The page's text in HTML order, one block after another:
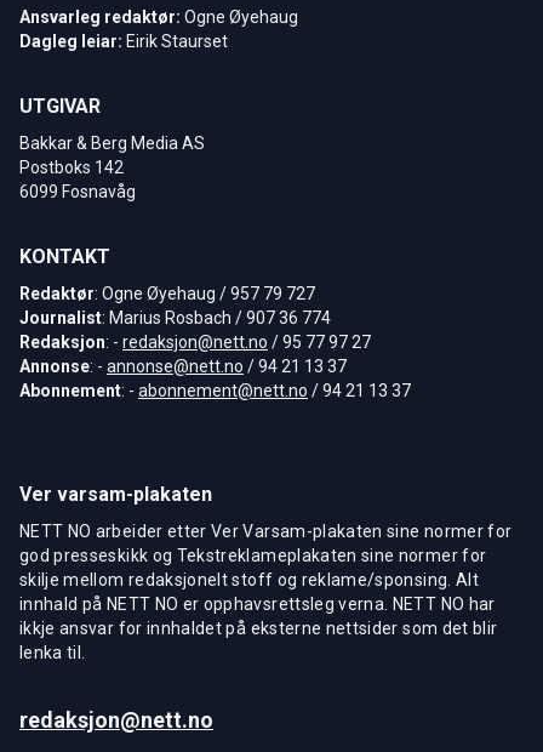
Ansvarleg redaktør: Ogne Øyehaug
Dagleg leiar: Eirik Staurset
UTGIVAR
Bakkar & Berg Media AS
Postboks 142
6099 Fosnavåg
KONTAKT
Redaktør: Ogne Øyehaug / 957 79 727
Journalist: Marius Rosbach / 907 36 774
Redaksjon: - redaksjon@nett.no / 95 77 97 27
Annonse: - annonse@nett.no / 94 21 13 37
Abonnement: - abonnement@nett.no / 94 21 13 37
Ver varsam-plakaten
NETT NO arbeider etter Ver Varsam-plakaten sine normer for
god presseskikk og Tekstreklameplakaten sine normer for
skilje mellom redaksjonelt stoff og reklame/sponsing. Alt
innhald på NETT NO er opphavsrettsleg verna. NETT NO har
ikkje ansvar for innhaldet på eksterne nettsider som det blir
lenka til.
redaksjon@nett.no